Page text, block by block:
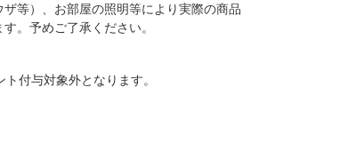
ザ等）、お部屋の照明等により実際の商品
。予めご了承ください。
付与対象外となります。